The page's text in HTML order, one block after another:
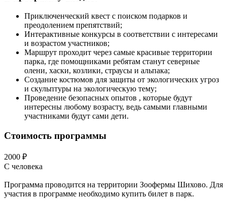
Приключенческий квест с поиском подарков и
преодолением препятствий;
Интерактивные конкурсы в соответствии с интересами
и возрастом участников;
Маршрут проходит через самые красивые территории
парка, где помощниками ребятам станут северные
олени, хаски, козлики, страусы и альпака;
Создание костюмов для защиты от экологических угроз
и скульптуры на экологическую тему;
Проведение безопасных опытов , которые будут
интересны любому возрасту, ведь самыми главными
участниками будут сами дети.
Стоимость программы
2000 ₽
С человека
Программа проводится на территории Зоофермы Шихово. Для
участия в программе необходимо купить билет в парк.